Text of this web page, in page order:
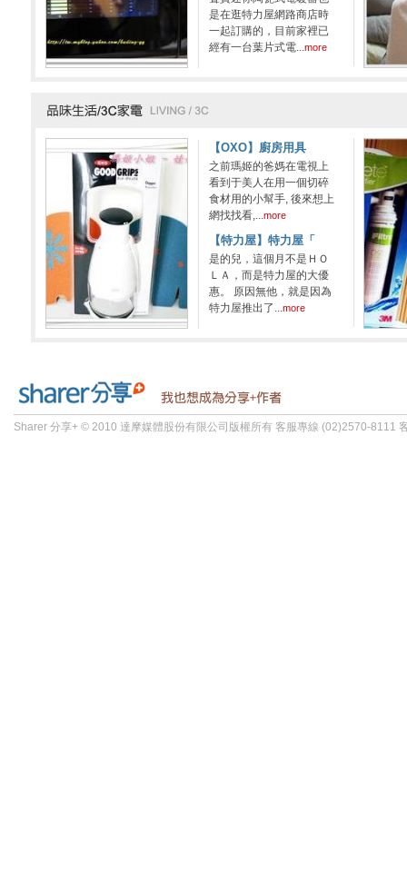
是在逛特力屋網路商店時
一起訂購的，目前家裡已
經有一台葉片式電...more
【OXO】廚房用具
之前瑪姬的爸媽在電視上
看到于美人在用一個切碎
食材用的小幫手, 後來想上
網找找看,...more
【特力屋】特力屋「
是的兒，這個月不是ＨＯ
ＬＡ，而是特力屋的大優
惠。 原因無他，就是因為
特力屋推出了...more
Sharer 分享+ © 2010 達摩媒體股份有限公司版權所有 客服專線 (02)2570-8111